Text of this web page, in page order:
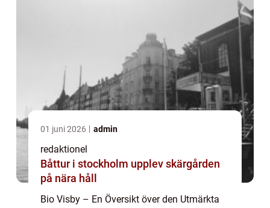
01 juni 2026 admin
redaktionel
Båttur i stockholm upplev skärgården
på nära håll
Bio Visby – En Översikt över den Utmärkta